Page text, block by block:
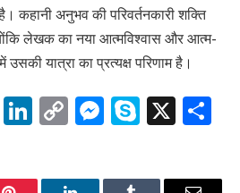
कहानी अनुभव की परिवर्तनकारी शक्ति
लेखक का नया आत्मविश्वास और आत्म-
यात्रा का प्रत्यक्ष परिणाम है।
Reddit
LinkedIn
Copy Skype
X